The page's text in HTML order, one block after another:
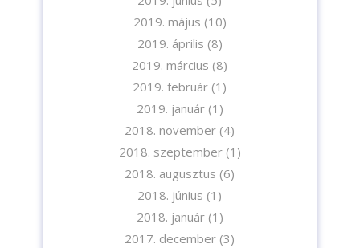
2019. május (10)
2019. április (8)
2019. március (8)
2019. február (1)
2019. január(1)
2018. november (4)
2018. szeptember(1)
2018. augusztus (6)
2018. június (1)
2018. január(1)
2017. december (3)